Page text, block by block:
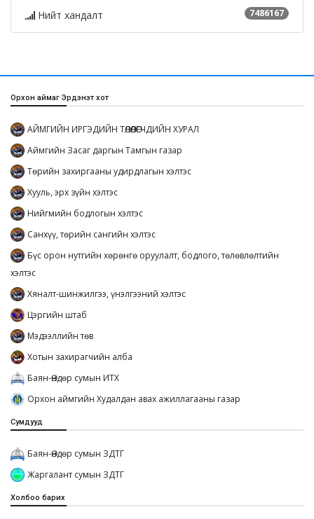
7486167
Нийт хандалт
Орхон аймаг Эрдэнэт хот
АЙМГИЙН ИРГЭДИЙН ТӨЛӨӨЛӨГЧДИЙН ХУРАЛ
Аймгийн Засаг даргын Тамгын газар
Төрийн захиргааны удирдлагын хэлтэс
Хууль, эрх зүйн хэлтэс
Нийгмийн бодлогын хэлтэс
Санхүү, төрийн сангийн хэлтэс
Бүс орон нутгийн хөрөнгө оруулалт, бодлого, төлөвлөлтийн
хэлтэс
Хяналт-шинжилгээ, үнэлгээний хэлтэс
Цэргийн штаб
Мэдээллийн төв
Хотын захирагчийн алба
Баян-Өндөр сумын ИТХ
Орхон аймгийн Худалдан авах ажиллагааны газар
Сумдууд
Баян-Өндөр сумын ЗДТГ
Жаргалант сумын ЗДТГ
Холбоо барих